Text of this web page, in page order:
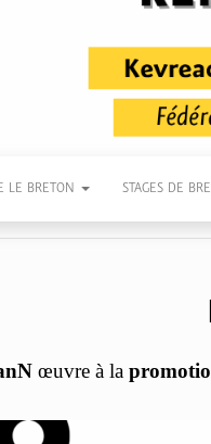
LE BRETON STAGES DE
œuvre à la